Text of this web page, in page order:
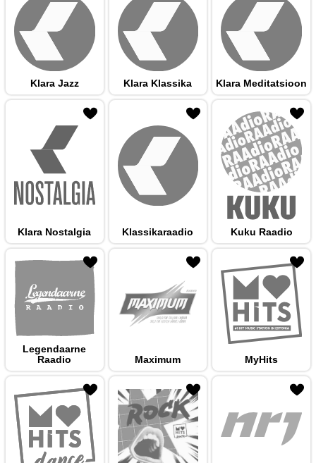
Klara Jazz Klara Klassika Klara Meditatsioon
Klara Nostalgia Klassikaraadio Kuku Raadio
Legendaarne
Raadio
Maximum MyHits